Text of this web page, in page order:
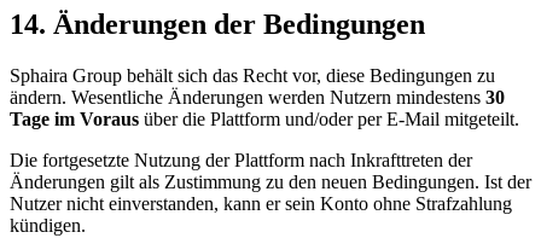
14. Änderungen der Bedingungen
Sphaira Group behält sich das Recht vor, diese Bedingungen zu
ändern. Wesentliche Änderungen werden Nutzern mindestens 30
Tage im Voraus über die Plattform und/oder per E-Mail mitgeteilt.
Die fortgesetzte Nutzung der Plattform nach Inkrafttreten der
Änderungen gilt als Zustimmung zu den neuen Bedingungen. Ist der
Nutzer nicht einverstanden, kann er sein Konto ohne Strafzahlung
kündigen.